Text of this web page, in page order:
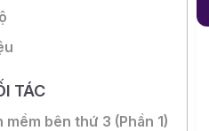
TÁC
bên thứ 3 (Phần 1)